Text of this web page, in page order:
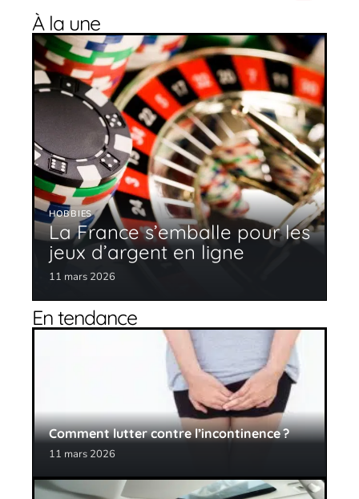
À la une
HOBBIES
La France s’emballe pour les
jeux d’argent en ligne
11 mars 2026
En tendance
Comment lutter contre l’incontinence ?
11 mars 2026